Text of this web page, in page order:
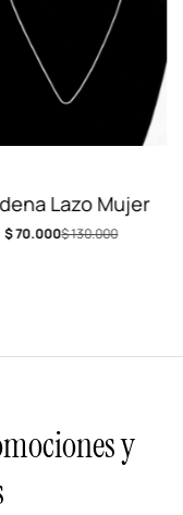
Lazo Mujer
$130.000
$70.000
y